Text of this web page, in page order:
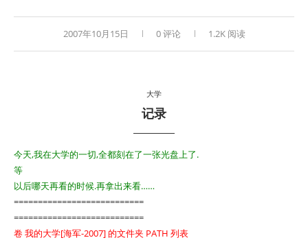
2007年10月15日 0 评论 1.2K 阅读
大学
记录
今天,我在大学的一切,全都刻在了一张光盘上了.
等
以后哪天再看的时候.再拿出来看……
===========================
===========================
卷 我的大学[海军-2007] 的文件夹 PATH 列表